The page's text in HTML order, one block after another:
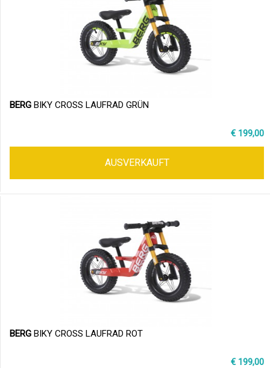
BERG BIKY CROSS LAUFRAD GRÜN
€ 199,00
AUSVERKAUFT
BERG BIKY CROSS LAUFRAD ROT
€ 199,00